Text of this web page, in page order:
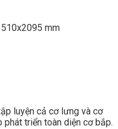
mm
luyện cả cơ lưng và cơ
triển toàn diện cơ bắp.